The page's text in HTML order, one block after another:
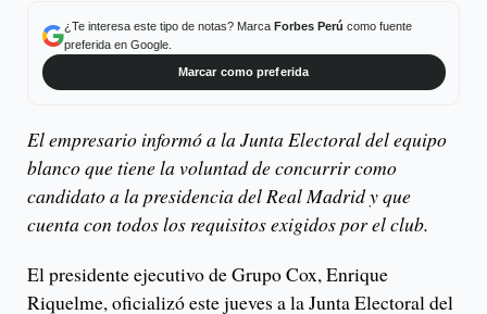
¿Te interesa este tipo de notas? Marca Forbes Perú como fuente
preferida en Google.
Marcar como preferida
El empresario informó a la Junta Electoral del equipo
blanco que tiene la voluntad de concurrir como
candidato a la presidencia del Real Madrid y que
cuenta con todos los requisitos exigidos por el club.
El presidente ejecutivo de Grupo Cox, Enrique
Riquelme, oficializó este jueves a la Junta Electoral del